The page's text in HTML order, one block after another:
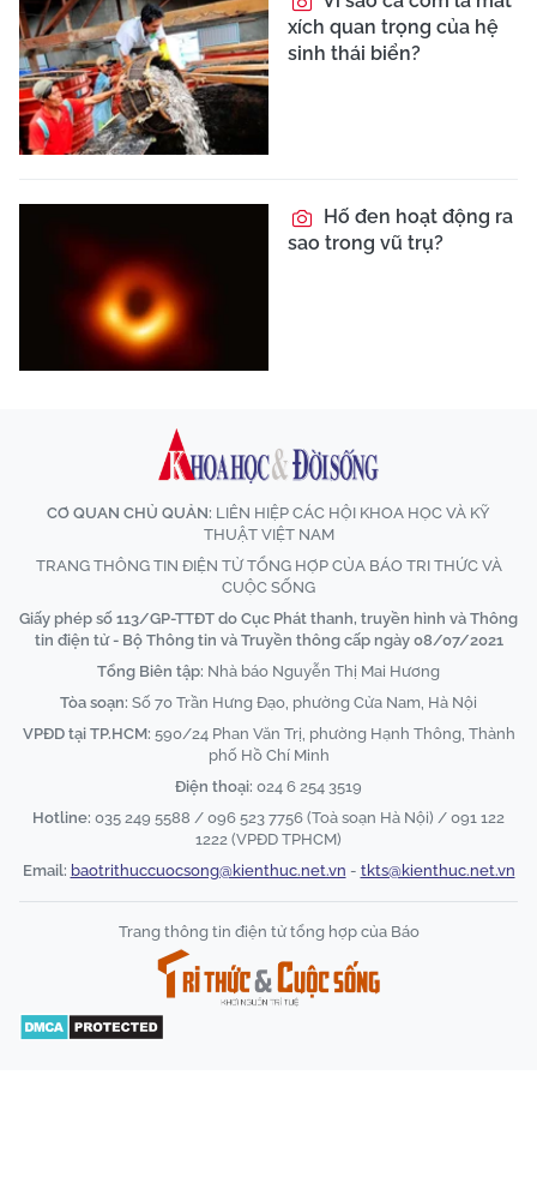
xích quan trọng của hệ
sinh thái biển?
Hố đen hoạt động ra
sao trong vũ trụ?
CƠ QUAN CHỦ QUẢN: LIÊN HIỆP CÁC HỘI KHOA HỌC VÀ KỸ
THUẬT VIỆT NAM
TRANG THÔNG TIN ĐIỆN TỬ TỔNG HỢP CỦA BÁO TRI THỨC VÀ
CUỘC SỐNG
Giấy phép số 113/GP-TTĐT do Cục Phát thanh, truyền hình và Thông
tin điện tử - Bộ Thông tin và Truyền thông cấp ngày 08/07/2021
Tổng Biên tập: Nhà báo Nguyễn Thị Mai Hương
Tòa soạn: Số 70 Trần Hưng Đạo, phường Cửa Nam, Hà Nội
VPĐD tại TP.HCM: 590/24 Phan Văn Trị, phường Hạnh Thông, Thành
phố Hồ Chí Minh
Điện thoại: 024 6 254 3519
Hotline: 035 249 5588 / 096 523 7756 (Toà soạn Hà Nội) / 091 122
1222 (VPĐD TPHCM)
Email: baotrithuccuocsong@kienthuc.net.vn - tkts@kienthuc.net.vn
Trang thông tin điện tử tổng hợp của Báo